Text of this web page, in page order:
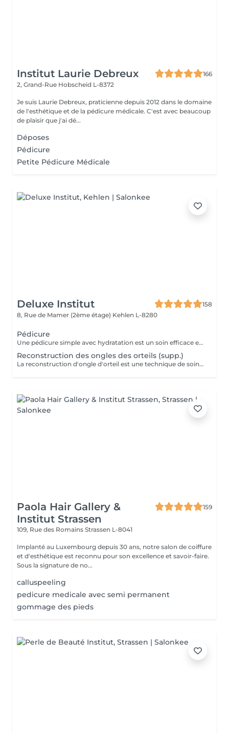
Institut Laurie Debreux
166
2, Grand-Rue Hobscheid L-8372
Je suis Laurie Debreux, praticienne depuis 2012 dans le domaine
de l'esthétique et de la pédicure médicale. C'est avec beaucoup
de plaisir que j'ai dé...
Déposes
Pédicure
Petite Pédicure Médicale
Deluxe Institut
158
8, Rue de Mamer (2ème étage) Kehlen L-8280
Pédicure
Une pédicure simple avec hydratation est un soin efficace et rapide pour garder vos pieds en bonne santé et hydratés, tout en améliorant leur apparence. Ce soin est parfait pour ceux qui souhaitent entretenir leurs pieds sans avoir besoin d'un bain de pieds. Étapes de la Pédicure Complète "Brésilienne" avec Bains de Pieds : Bain de pieds chaud relaxant, les ongles sont soigneusement coupés, limés et nettoyés. Un polissage peut être effectué pour donner un aspect naturel et brillant à l'ongle. Eliminer les cellules mortes qui s'accumulent à la surface de la peau, ainsi que l'excès de peau qui peut apparaître à certains endroits (comme les cuticules des ongles, les talons ou les coudes). Une crème hydratante riche est appliquée sur l'ensemble des pieds pour nourrir et adoucir la peau. L'hydratation permet de prévenir les zones sèches et de garder les pieds doux et soyeux. Vernis simple ou pose semi-permanent (facultatif) pour tout les soins pedicure.
Reconstruction des ongles des orteils (supp.)
La reconstruction d'ongle d'orteil est une technique de soins esthétiques qui permet de réparer ou de reconstruire un ongle abîmé ou cassé. Grâce à des matériaux spécifiques, ce soin redonne forme à l'ongle et améliore l'apparence des pieds.
Paola Hair Gallery &
Institut Strassen
159
109, Rue des Romains Strassen L-8041
Implanté au Luxembourg depuis 30 ans, notre salon de coiffure
et d'esthétique est reconnu pour son excellence et savoir-faire.
Sous la signature de no...
calluspeeling
pedicure medicale avec semi permanent
gommage des pieds